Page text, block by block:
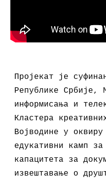
Пројекат је
Републике Србије,
информисања и
Кластера
Војводинеу оквиру
едукативни камп
капацитета за
извештавање о